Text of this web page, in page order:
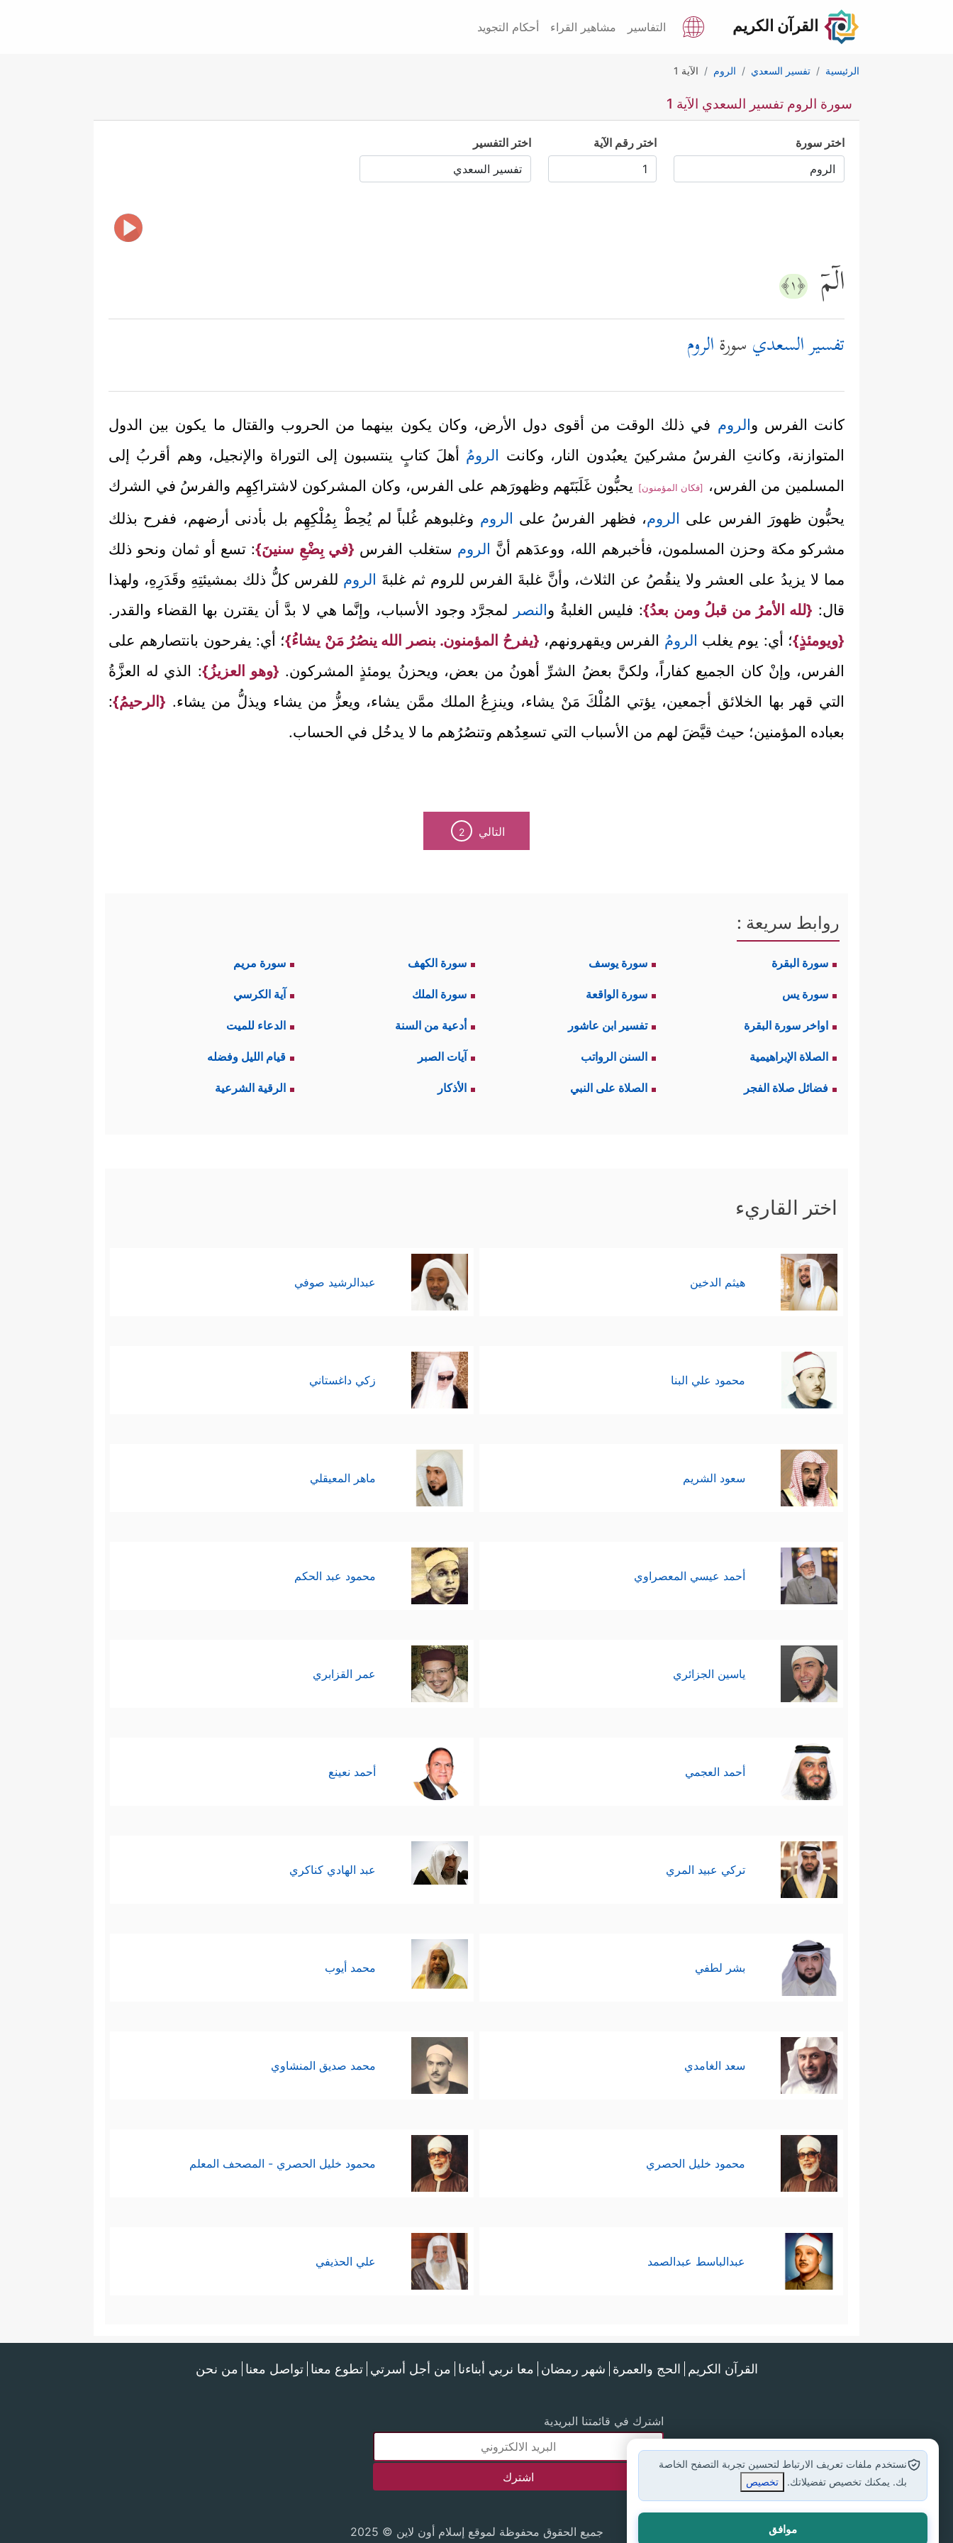
القرآن الكريم التفاسير مشاهير القراء أحكام التجويد
الرئيسية تفسير السعدي الروم الآية 1
سورة الروم تفسير السعدي الآية 1
اختر سورة اختر رقم الآية اختر التفسير
الۤمۤ ﴿١﴾
تفسير السعدي سورةالروم
كانت الفرس والروم في ذلك الوقت من أقوى دول الأرض، وكان يكون بينهما من الحروب والقتال ما يكون بين الدول
المتوازنة، وكانتِ الفرسُ مشركينَ يعبُدون النار، وكانت الروم ُ أهلَ كتابٍ ينتسبون إلى التوراة والإنجيل، وهم أقربُ إلى
المسلمين من الفرس،
[فكان المؤمنون]
يحبُّون غَلَبَتَهم وظهورَهم على الفرس، وكان المشركون لاشتراكِهِم والفرسُ في الشرك
يحبُّون ظهورَ الفرس على الروم، فظهر الفرسُ على الروم وغلبوهم غُلباً لم يُحِطْ بِمُلْكِهِم بل بأدنى أرضهم، ففرح بذلك
مشركو مكة وحزن المسلمون، فأخبرهم الله، ووعدَهم أنَّ الروم ستغلب الفرس {في بِضْعِ سنينَ}: تسع أو ثمان ونحو ذلك
مما لا يزيدُ على العشر ولا ينقُصُ عن الثلاث، وأنَّ غلبةَ الفرس للروم ثم غلبةَ الروم للفرس كلُّ ذلك بمشيئتِهِ وقَدَرِهِ، ولهذا
قال: {لله الأمرُ من قبلُ ومن بعدُ}: فليس الغلبةُ والنصر لمجرَّد وجود الأسباب، وإنَّما هي لا بدَّ أن يقترن بها القضاء والقدر.
{ويومئذٍ}؛ أي: يوم يغلب الروم ُ الفرس ويقهرونهم، {يفرحُ المؤمنون. بنصر الله ينصُرُ مَنْ يشاءُ}؛ أي: يفرحون بانتصارهم على
الفرس، وإنْ كان الجميع كفاراً، ولكنَّ بعضُ الشرِّ أهونُ من بعض، ويحزنُ يومئذٍ المشركون. {وهو العزيزُ}: الذي له العزَّةُ
التي قهر بها الخلائق أجمعين، يؤتي المُلْكَ مَنْ يشاء، وينزِعُ الملك ممَّن يشاء، ويعزُّ من يشاء ويذلُّ من يشاء. {الرحيمُ}:
بعباده المؤمنين؛ حيث قيَّضَ لهم من الأسباب التي تسعِدُهم وتنصُرُهم ما لا يدخُل في الحساب.
التالي 2
روابط سريعة :
سورة البقرة سورة يوسف سورة الكهف سورة مريم
سورة يس سورة الواقعة سورة الملك آية الكرسي
اواخر سورة البقرة تفسير ابن عاشور أدعية من السنة الدعاء للميت
الصلاة الإبراهيمية السنن الرواتب آيات الصبر قيام الليل وفضله
فضائل صلاة الفجر الصلاة على النبي الأذكار الرقية الشرعية
اختر القاريء
هيثم الدخين عبدالرشيد صوفي
محمود علي البنا زكي داغستاني
سعود الشريم ماهر المعيقلي
أحمد عيسي المعصراوي محمود عبد الحكم
ياسين الجزائري عمر القزابري
أحمد العجمي أحمد نعينع
تركي عبيد المري عبد الهادي كناكري
بشر لطفي محمد أيوب
سعد الغامدي محمد صديق المنشاوي
محمود خليل الحصري محمود خليل الحصري - المصحف المعلم
عبدالباسط عبدالصمد علي الحذيفي
القرآن الكريم الحج والعمرة شهر رمضان معا نربي أبناءنا من أجل أسرتي تطوع معنا تواصل معنا من نحن
اشترك في قائمتنا البريدية
جميع الحقوق محفوظة لموقع إسلام أون لاين © 2025
نستخدم ملفات تعريف الارتباط لتحسين تجربة التصفح الخاصة
بك. يمكنك تخصيص تفضيلاتك.
تخصيص
موافق